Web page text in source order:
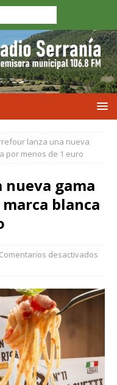
lanza una nueva
por menos de 1 euro
gama
blanca
Comentarios desactivados